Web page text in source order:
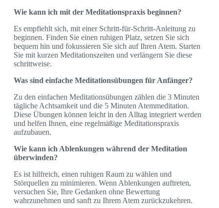
Wie kann ich mit der Meditationspraxis beginnen?
Es empfiehlt sich, mit einer Schritt-für-Schritt-Anleitung zu
beginnen. Finden Sie einen ruhigen Platz, setzen Sie sich
bequem hin und fokussieren Sie sich auf Ihren Atem. Starten
Sie mit kurzen Meditationszeiten und verlängern Sie diese
schrittweise.
Was sind einfache Meditationsübungen für Anfänger?
Zu den einfachen Meditationsübungen zählen die 3 Minuten
tägliche Achtsamkeit und die 5 Minuten Atemmeditation.
Diese Übungen können leicht in den Alltag integriert werden
und helfen Ihnen, eine regelmäßige Meditationspraxis
aufzubauen.
Wie kann ich Ablenkungen während der Meditation
überwinden?
Es ist hilfreich, einen ruhigen Raum zu wählen und
Störquellen zu minimieren. Wenn Ablenkungen auftreten,
versuchen Sie, Ihre Gedanken ohne Bewertung
wahrzunehmen und sanft zu Ihrem Atem zurückzukehren.